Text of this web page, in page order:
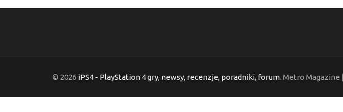
© 2026 iPS4 - PlayStation 4 gry, newsy, recenzje, poradniki, forum. Metro Magazine